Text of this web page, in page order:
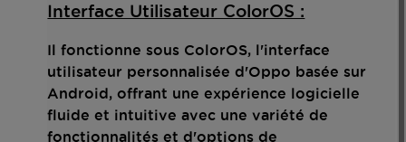
Interface Utilisateur ColorOS :
Il fonctionne sous ColorOS, l'interface
utilisateur personnalisée d'Oppo basée sur
Android, offrant une expérience logicielle
fluide et intuitive avec une variété de
fonctionnalités et d'options de